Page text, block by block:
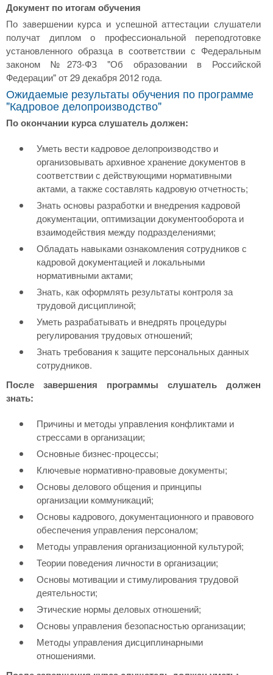
Документ по итогам обучения
По завершении курса и успешной аттестации слушатели
получат диплом о профессиональной переподготовке
установленного образца в соответствии с Федеральным
законом №273-ФЗ "Об образовании в Российской
Федерации" от 29 декабря 2012 года.
Ожидаемые результаты обучения по программе
"Кадровое делопроизводство"
По окончании курса слушатель должен:
Уметь вести кадровое делопроизводство и
организовывать архивное хранение документов в
соответствии с действующими нормативными
актами, а также составлять кадровую отчетность;
Знать основы разработки и внедрения кадровой
документации, оптимизации документооборота и
взаимодействия между подразделениями;
Обладать навыками ознакомления сотрудников с
кадровой документацией и локальными
нормативными актами;
Знать, как оформлять результаты контроля за
трудовой дисциплиной;
Уметь разрабатывать и внедрять процедуры
регулирования трудовых отношений;
Знать требования к защите персональных данных
сотрудников.
После завершения программы слушатель должен
знать:
Причины и методы управления конфликтами и
стрессами в организации;
Основные бизнес-процессы;
Ключевые нормативно-правовые документы;
Основы делового общения и принципы
организации коммуникаций;
Основы кадрового, документационного и правового
обеспечения управления персоналом;
Методы управления организационной культурой;
Теории поведения личности в организации;
Основы мотивации и стимулирования трудовой
деятельности;
Этические нормы деловых отношений;
Основы управления безопасностью организации;
Методы управления дисциплинарными
отношениями.